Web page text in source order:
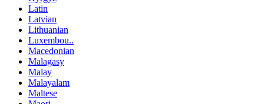
Latin
Latvian
Lithuanian
Luxembou..
Macedonian
Malagasy
Malay
Malayalam
Maltese